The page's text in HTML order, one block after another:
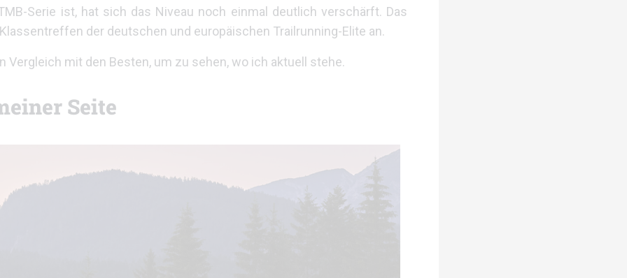
Serie ist, hat sich das Niveau noch einmal deutlich verschärft. Das
der deutschen und europäischen Trailrunning-Elite an.
mit den Besten, um zu sehen, wo ich aktuell stehe.
Seite